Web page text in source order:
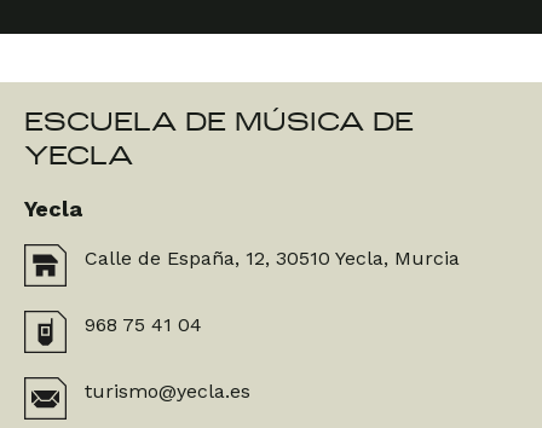
ESCUELA DE MÚSICA DE
YECLA
Yecla
Calle de España, 12, 30510 Yecla, Murcia
968 75 41 04
turismo@yecla.es